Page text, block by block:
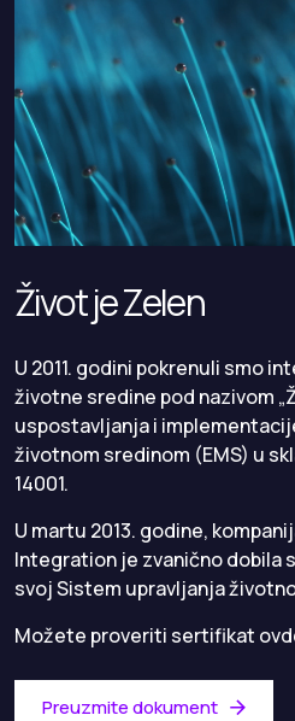
Život je Zelen
U 2011. godini pokrenuli smo
životne sredine pod nazivom
uspostavljanja i
životnom sredinom (EMS) u
14001.
U martu 2013. godine,
Integration je zvanično dobila
svoj Sistem upravljanja
Možete proveriti sertifikat
Preuzmite dokument